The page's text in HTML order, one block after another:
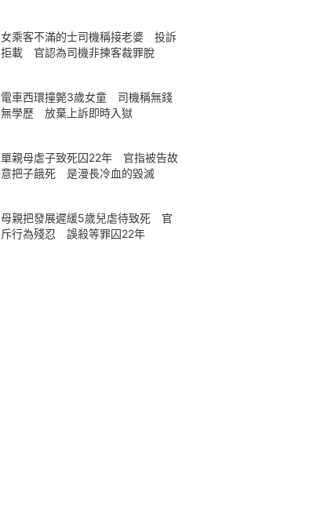
女乘客不滿的士司機稱接老婆 投訴
拒載 官認為司機非揀客裁罪脫
電車西環撞斃3歲女童 司機稱無錢
無學歷 放棄上訴即時入獄
單親母虐子致死囚22年 官指被告故
意把子餓死 是漫長冷血的毀滅
母親把發展遲緩5歲兒虐待致死 官
斥行為殘忍 誤殺等罪囚22年